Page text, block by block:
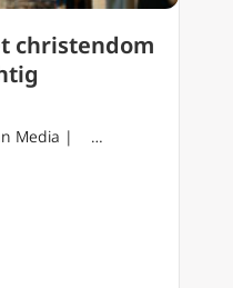
christendom
Media | …
Maak het christendom niet